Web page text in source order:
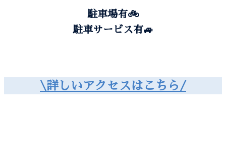
駐車場有🚲️
駐車サービス有🚙
\詳しいアクセスはこちら/